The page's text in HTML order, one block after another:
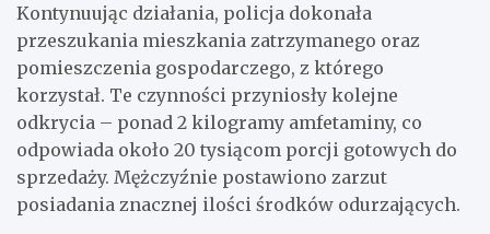
Kontynuując działania, policja dokonała
przeszukania mieszkania zatrzymanego oraz
pomieszczenia gospodarczego, z którego
korzystał. Te czynności przyniosły kolejne
odkrycia – ponad 2 kilogramy amfetaminy, co
odpowiada około 20 tysiącom porcji gotowych do
sprzedaży. Mężczyźnie postawiono zarzut
posiadania znacznej ilości środków odurzających.